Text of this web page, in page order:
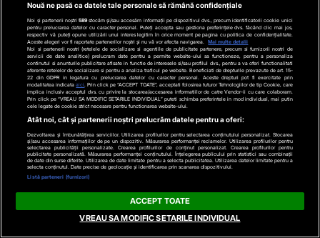
Stiri Politice
Educatie
Stiri externe
Life
Tech
Stiri auto
Sport
Contact
Bd. Mărăști 65-67,
Nouă ne pasă ca datele tale personale să rămână confidențiale
Noi și partenerii noștri 589stocăm și/sau accesăm informații pe dispozitivul dvs., precum identificatorii cookie unici
pentru prelucrarea datelor cu caracter personal. Puteți accepta sau gestiona preferințele dvs. făcând clic mai jos,
respectiv vă puteți opune utilizării unui interes legitim în orice moment pe pagina cu politica de confidențialitate.
Aceste alegeri vor fi raportate partenerilor noștri și nu vă vor afecta navigarea.
Mai multe detalii
Noi si partenerii nostri (retelele de socializare si agentiile de publicitate partenere, precum si furnizorii nostri de
servicii de date analitice) prelucram date pentru a permite website-ului sa functioneze, pentru a personaliza
continutul si anunturile publicitare afisate in functie de interesele si/sau profilul dvs., pentru a va oferi functionalitati
aferente retelelor de socializare si pentru a analiza traficul pe website. Beneficiati de drepturile prevazute de art. 15-
22 din GDPR in legatura cu prelucrarea datelor cu caracter personal. Aceste drepturi pot fi exercitate prin
modalitatea indicataaici . Prin click pe “ACCEPT TOATE”, acceptati folosirea tuturor Tehnologiilor de tip Cookie, care
implica inclusiv acceptul dvs. cu privire la stocarea/accesarea informatiilor de catre Vendor-ii cu care colaboram.
Prin click pe “VREAU SA MODIFIC SETARILE INDIVIDUAL” puteti schimba preferintele in mod individual, mai putin
cele legate de cookie strict necesare pentru functionarea website-ului.
Atât noi, cât și partenerii noștri prelucrăm datele pentru a oferi:
Dezvoltarea și îmbunătățirea serviciilor. Utilizarea profilurilor pentru selectarea conținutului personalizat. Stocarea
și/sau accesarea informațiilor de pe un dispozitiv. Măsurarea performanței reclamelor. Utilizarea profilurilor pentru
selectarea publicității personalizate. Crearea profilurilor de conținut personalizat. Crearea profilurilor pentru
publicitate personalizată. Măsurarea performanței conținutului. Înțelegerea publicului prin statistici sau combinații
de date din surse diferite. Utilizarea de date limitate pentru a selecta publicitatea. Utilizarea datelor limitate pentru a
selecta conținutul. Date precise de geolocație și identificarea prin scanarea dispozitivului.
Listă parteneri (furnizori)
ACCEPT TOATE
VREAU SA MODIFIC SETARILE INDIVIDUAL